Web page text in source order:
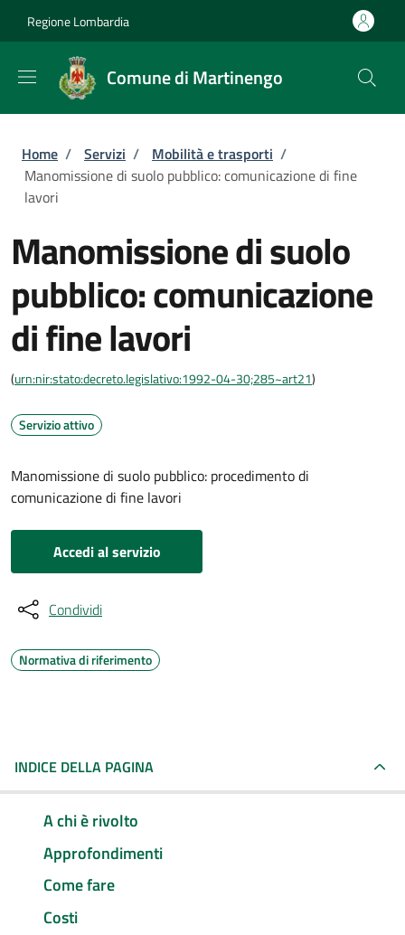
Regione Lombardia
Comune di Martinengo
Briciole di pane
Home / Servizi / Mobilità e trasporti /
Manomissione di suolo pubblico: comunicazione di fine
lavori
Manomissione di suolo
pubblico: comunicazione
di fine lavori
(urn:nir:stato:decreto.legislativo:1992-04-30;285~art21)
Servizio attivo
Manomissione di suolo pubblico: procedimento di
comunicazione di fine lavori
Accedi al servizio
Condividi
Normativa di riferimento
INDICE DELLA PAGINA
A chi è rivolto
Approfondimenti
Come fare
Costi